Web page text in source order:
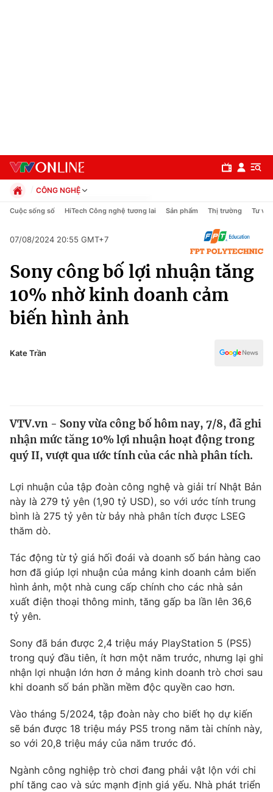
Chính trị
Xã hội
Pháp luật
Thế giới
Tin tức
Câu chuyện quốc tế
Kinh tế
Tài chính
Thị trường
Góc doanh nghiệp
Dữ liệu và đời sống
Truyền hình
Phim VTV
Hậu trường
Nhân vật
Khán giả
Giải sao mai
Giải trí
Điện ảnh
Âm nhạc
Đời sống
Du lịch
Làm đẹp
Chất lượng cuộc sống
Tuyển sinh
Học trực tuyến
Công nghệ
Hitech Công nghệ tương lai
Sản phẩm
Thị trường
Tư vấn
Lịch phát sóng
Chuyên mục khác
CÔNG NGHỆ
Chính trị
Pháp luật
Thể thao
Truyền hình
Văn hóa - Giải trí
Y tế
Công nghệ
Cuộc sống số HiTech Công nghệ tương lai Sản phẩm Thị trường Tư vấn
07/08/2024 20:55 GMT+7
Sony công bố lợi nhuận tăng
10% nhờ kinh doanh cảm
biến hình ảnh
Kate Trần
VTV.vn - Sony vừa công bố hôm nay, 7/8, đã ghi
nhận mức tăng 10% lợi nhuận hoạt động trong
quý II, vượt qua ước tính của các nhà phân tích.
Lợi nhuận của tập đoàn công nghệ và giải trí Nhật Bản
này là 279 tỷ yên (1,90 tỷ USD), so với ước tính trung
bình là 275 tỷ yên từ bảy nhà phân tích được LSEG
thăm dò.
Tác động từ tỷ giá hối đoái và doanh số bán hàng cao
hơn đã giúp lợi nhuận của mảng kinh doanh cảm biến
hình ảnh, một nhà cung cấp chính cho các nhà sản
xuất điện thoại thông minh, tăng gấp ba lần lên 36,6
tỷ yên.
Sony đã bán được 2,4 triệu máy PlayStation 5 (PS5)
trong quý đầu tiên, ít hơn một năm trước, nhưng lại ghi
nhận lợi nhuận lớn hơn ở mảng kinh doanh trò chơi sau
khi doanh số bán phần mềm độc quyền cao hơn.
Vào tháng 5/2024, tập đoàn này cho biết họ dự kiến ​​
sẽ bán được 18 triệu máy PS5 trong năm tài chính này,
so với 20,8 triệu máy của năm trước đó.
Ngành công nghiệp trò chơi đang phải vật lộn với chi
phí tăng cao và sức mạnh định giá yếu. Nhà phát triển